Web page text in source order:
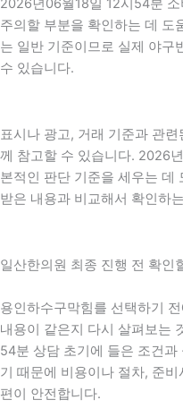
2026년06월18일 12시54분
주의할 부분을 확인하는 데 도
는 일반 기준이므로 실제 야구
수 있습니다.
표시나 광고, 거래 기준과 관련
께 참고할 수 있습니다. 2026
본적인 판단 기준을 세우는 데
받은 내용과 비교해서 확인하
일산한의원 최종 진행 전 확인
용인하수구막힘를 선택하기
내용이 같은지 다시 살펴보는
54분 상담 초기에 들은 조건
기 때문에 비용이나 절차, 준
편이 안전합니다.